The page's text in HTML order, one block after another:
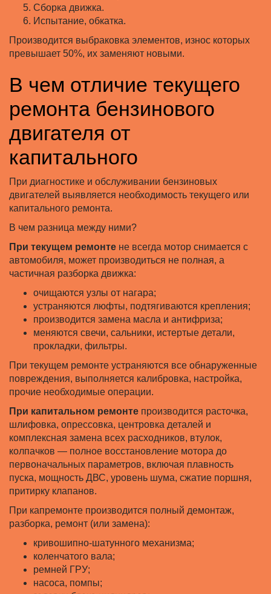
Сборка движка.
Испытание, обкатка.
Производится выбраковка элементов, износ которых
превышает 50%, их заменяют новыми.
В чем отличие текущего
ремонта бензинового
двигателя от
капитального
При диагностике и обслуживании бензиновых
двигателей выявляется необходимость текущего или
капитального ремонта.
В чем разница между ними?
При текущем ремонте не всегда мотор снимается с
автомобиля, может производиться не полная, а
частичная разборка движка:
очищаются узлы от нагара;
устраняются люфты, подтягиваются крепления;
производится замена масла и антифриза;
меняются свечи, сальники, истертые детали,
прокладки, фильтры.
При текущем ремонте устраняются все обнаруженные
повреждения, выполняется калибровка, настройка,
прочие необходимые операции.
При капитальном ремонте производится расточка,
шлифовка, опрессовка, центровка деталей и
комплексная замена всех расходников, втулок,
колпачков — полное восстановление мотора до
первоначальных параметров, включая плавность
пуска, мощность ДВС, уровень шума, сжатие поршня,
притирку клапанов.
При капремонте производится полный демонтаж,
разборка, ремонт (или замена):
кривошипно-шатунного механизма;
коленчатого вала;
ремней ГРУ;
насоса, помпы;